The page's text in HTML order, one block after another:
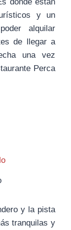
y un
alquilar
de llegar a
una vez
Perca
y la pista
tranquilas y